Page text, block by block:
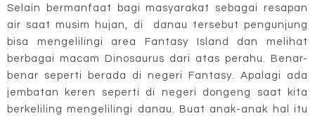
Selain bermanfaat bagi masyarakat sebagai resapan
air saat musim hujan, di danau tersebut pengunjung
bisa mengelilingi area Fantasy Island dan melihat
berbagai macam Dinosaurus dari atas perahu. Benar-
benar seperti berada di negeri Fantasy. Apalagi ada
jembatan keren seperti di negeri dongeng saat kita
berkeliling mengelilingi danau. Buat anak-anak hal itu